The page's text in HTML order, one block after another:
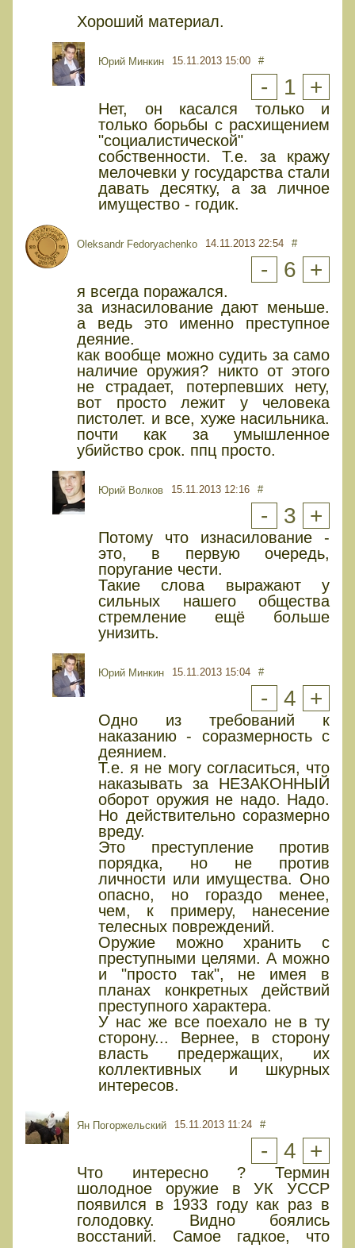
Хороший материал.
Юрий Минкин 15.11.2013 15:00 #
- 1 +
Нет, он касался только и
только борьбы с расхищением
"социалистической"
собственности. Т.е. за кражу
мелочевки у государства стали
давать десятку, а за личное
имущество - годик.
Oleksandr Fedoryachenko 14.11.2013 22:54 #
- 6 +
я всегда поражался.
за изнасилование дают меньше.
а ведь это именно преступное
деяние.
как вообще можно судить за само
наличие оружия? никто от этого
не страдает, потерпевших нету,
вот просто лежит у человека
пистолет. и все, хуже насильника.
почти как за умышленное
убийство срок. ппц просто.
Юрий Волков 15.11.2013 12:16 #
- 3 +
Потому что изнасилование -
это, в первую очередь,
поругание чести.
Такие слова выражают у
сильных нашего общества
стремление ещё больше
унизить.
Юрий Минкин 15.11.2013 15:04 #
- 4 +
Одно из требований к
наказанию - соразмерность с
деянием.
Т.е. я не могу согласиться, что
наказывать за НЕЗАКОННЫЙ
оборот оружия не надо. Надо.
Но действительно соразмерно
вреду.
Это преступление против
порядка, но не против
личности или имущества. Оно
опасно, но гораздо менее,
чем, к примеру, нанесение
телесных повреждений.
Оружие можно хранить с
преступными целями. А можно
и "просто так", не имея в
планах конкретных действий
преступного характера.
У нас же все поехало не в ту
сторону... Вернее, в сторону
власть предержащих, их
коллективных и шкурных
интересов.
Ян Погоржельский 15.11.2013 11:24 #
- 4 +
Что интересно ? Термин
шолодное оружие в УК УССР
появился в 1933 году как раз в
голодовку. Видно боялись
восстаний. Самое гадкое, что